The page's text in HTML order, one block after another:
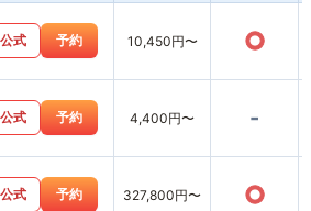
公式 予約 10,450円〜 ○
公式 予約 4,400円〜 -
公式 予約 327,800円〜 ○